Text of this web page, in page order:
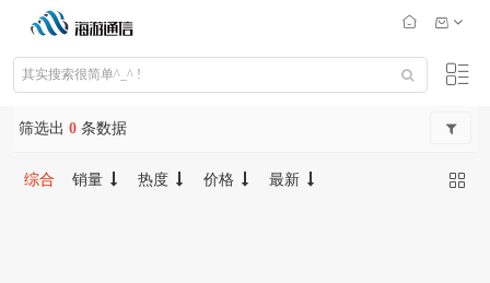
筛选出 0 条数据
综合 销量 热度 价格 最新